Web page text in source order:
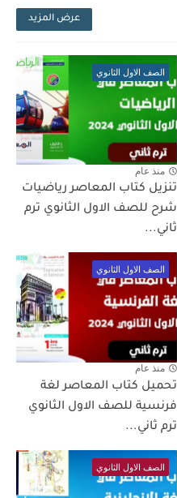
عرض المزيد
الصف الاول الثانوي
منذ عام
تنزيل كتاب المعاصر رياضيات
شرح للصف الاول الثانوي ترم
ثاني...
الصف الاول الثانوي
منذ عام
تحميل كتاب المعاصر لغة
فرنسية للصف الاول الثانوي
ترم ثاني...
الصف الاول الثانوي